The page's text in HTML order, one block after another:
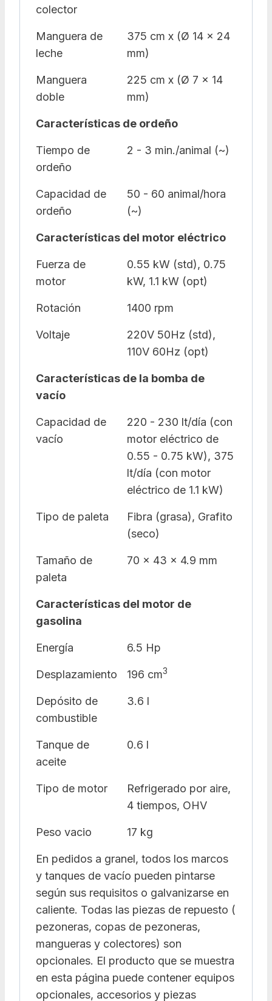
colector
Manguera de
leche
375 cm x (Ø 14 x 24
mm)
Manguera
doble
225 cm x (Ø 7 x 14
mm)
Características de ordeño
Tiempo de
ordeño
2 - 3 min./animal (~)
Capacidad de
ordeño
50 - 60 animal/hora
(~)
Características del motor eléctrico
Fuerza de
motor
0.55 kW (std), 0.75
kW, 1.1 kW (opt)
Rotación 1400 rpm
Voltaje
220V 50Hz (std),
110V 60Hz (opt)
Características de la bomba de
vacío
Capacidad de
vacío
220 - 230 lt/día (con
motor eléctrico de
0.55 - 0.75 kW), 375
lt/día (con motor
eléctrico de 1.1 kW)
Tipo de paleta
Fibra (grasa), Grafito
(seco)
Tamaño de
paleta
70 x 43 x 4.9 mm
Características del motor de
gasolina
Energía 6.5 Hp
Desplazamiento 196 cm3
Depósito de
combustible
3.6 l
Tanque de
aceite
0.6 l
Tipo de motor
Refrigerado por aire,
4 tiempos, OHV
Peso vacio 17 kg
En pedidos a granel, todos los marcos
y tanques de vacío pueden pintarse
según sus requisitos o galvanizarse en
caliente. Todas las piezas de repuesto (
pezoneras, copas de pezoneras,
mangueras y colectores) son
opcionales. El producto que se muestra
en esta página puede contener equipos
opcionales, accesorios y piezas